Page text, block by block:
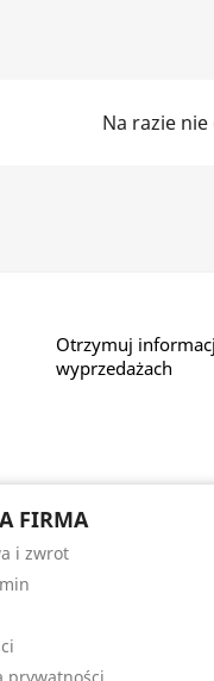
Na razie
Otrzymuj
wyprzedażach
FIRMA
i zwrot